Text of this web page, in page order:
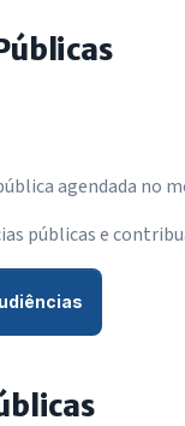
agendada no
públicas e